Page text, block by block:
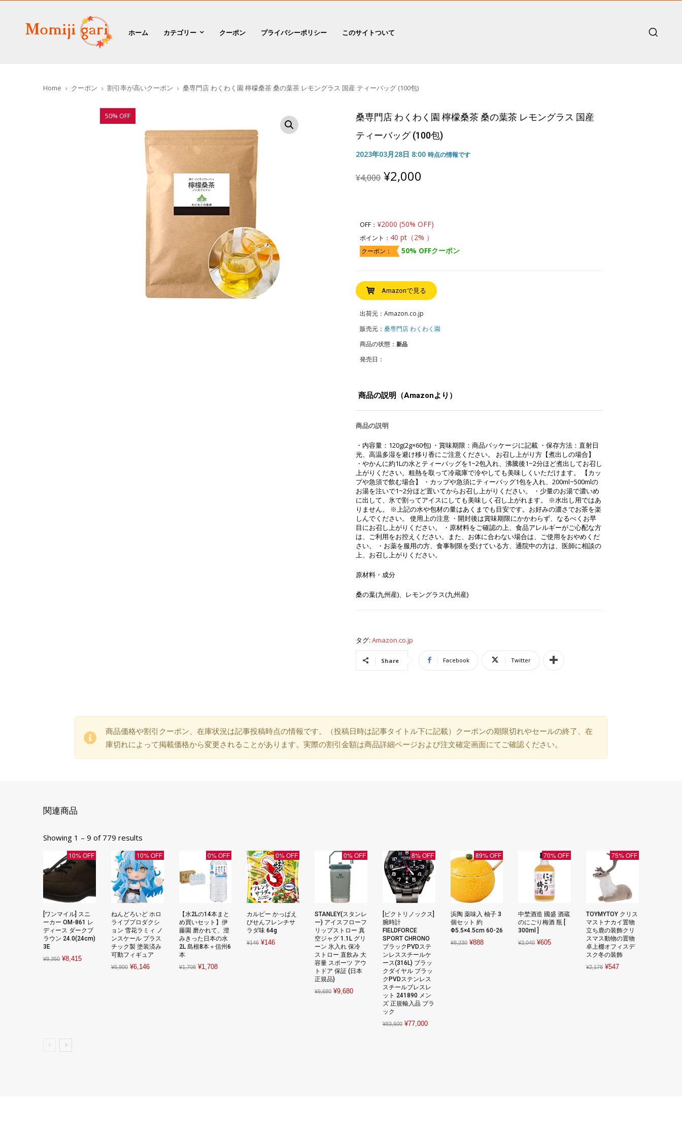
ホーム カテゴリー クーポン プライバシーポリシー このサイトついて
Home クーポン 割引率が高いクーポン 桑専門店 わくわく園 檸檬桑茶 桑の葉茶 レモングラス 国産 ティーバッグ (100包)
50% OFF
桑専門店 わくわく園 檸檬桑茶 桑の葉茶 レモングラス 国産
ティーバッグ (100包)
2023年03月28日 8:00 時点の情報です
¥4,000 Original
price
¥2,000
OFF： ¥2000 (50% OFF)
ポイント： 40 pt（2% ）
クーポン： 50% OFFクーポン
Amazonで見る
出荷元：Amazon.co.jp
販売元： 桑専門店 わくわく園
商品の状態： 新品
発売日：
商品の説明（Amazonより）
商品の説明
・内容量：120g(2g×60包) ・賞味期限：商品パッケージに記載 ・保存方法：直射日
光、高温多湿を避け移り香にご注意ください。 お召し上がり方【煮出しの場合】
・やかんに約1Lの水とティーバッグを1~2包入れ、沸騰後1~2分ほど煮出してお召し
上がりください。粗熱を取って冷蔵庫で冷やしても美味しくいただけます。 【カッ
プや急須で飲む場合】 ・カップや急須にティーバッグ1包を入れ、200ml~500mlの
お湯を注いで1~2分ほど置いてからお召し上がりください。 ・少量のお湯で濃いめ
に出して、氷で割ってアイスにしても美味しく召し上がれます。 ※水出し用ではあ
りません。 ※上記の水や包材の量はあくまでも目安です。お好みの濃さでお茶を楽
しんでください。 使用上の注意 ・開封後は賞味期限にかかわらず、なるべくお早
目にお召し上がりください。 ・原材料をご確認の上、食品アレルギーがご心配な方
は、ご利用をお控えください。また、お体に合わない場合は、ご使用をおやめくだ
さい。 ・お薬を服用の方、食事制限を受けている方、通院中の方は、医師に相談の
上、お召し上がりください。
原材料・成分
桑の葉(九州産)、レモングラス(九州産)
タグ: Amazon.co.jp
Share Facebook Twitter
商品価格や割引クーポン、在庫状況は記事投稿時点の情報です。（投稿日時は記事タイトル下に記載）クーポンの期限切れやセールの終了、在
庫切れによって掲載価格から変更されることがあります。実際の割引金額は商品詳細ページおよび注文確定画面にてご確認ください。
関連商品
Showing 1 – 9 of 779 results
10% OFF
[ワンマイル] スニ
ーカー OM-861 レ
ディース ダークブ
ラウン 24.0(24cm)
3E
¥9,350 Original
¥8,415Current
10% OFF
ねんどろいど ホロ
ライブプロダクシ
ョン 雪花ラミィ ノ
ンスケール プラス
チック製 塗装済み
可動フィギュア
¥6,800 Original
¥6,146Current
0% OFF
【水2Lの14本まと
め買いセット】伊
藤園 磨かれて、澄
みきった日本の水
2L 島根8本＋信州6
本
¥1,708 Original
¥1,708Current
0% OFF
カルビー かっぱえ
びせんフレンチサ
ラダ味 64g
¥146 Original
¥146Current
0% OFF
STANLEY(スタンレ
ー) アイスフローフ
リップストロー 真
空ジャグ 1.1L グリ
ーン 氷入れ 保冷
ストロー 直飲み 大
容量 スポーツ アウ
トドア 保証 (日本
正規品)
¥9,680 Original
¥9,680Current
8% OFF
[ビクトリノックス]
腕時計
FIELDFORCE
SPORT CHRONO
ブラックPVDステ
ンレススチールケ
ース(316L) ブラッ
クダイヤル ブラッ
クPVDステンレス
スチールブレスレ
ット 241890 メン
ズ 正規輸入品 ブラ
ック
¥83,600 Original
¥77,000Current
89% OFF
浜陶 薬味入 柚子 3
個セット 約
Φ5.5×4.5cm 60-26
¥8,230 Original
¥888Current
70% OFF
中埜酒造 國盛 酒蔵
のにごり梅酒 瓶 [
300ml ]
¥2,040 Original
¥605Current
75% OFF
TOYMYTOY クリス
マストナカイ置物
立ち鹿の装飾クリ
スマス動物の置物
卓上棚オフィスデ
スク冬の装飾
¥2,178 Original
¥547Current